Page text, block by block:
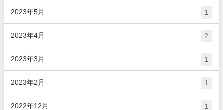
2023年5月 1
2023年4月 2
2023年3月 1
2023年2月 1
2022年12月 1